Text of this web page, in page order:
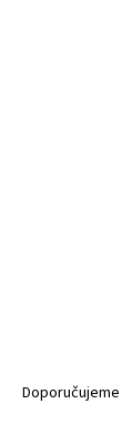
Doporučujeme